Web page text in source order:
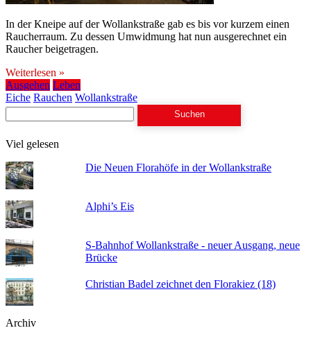
In der Kneipe auf der Wollankstraße gab es bis vor kurzem einen
Raucherraum. Zu dessen Umwidmung hat nun ausgerechnet ein
Raucher beigetragen.
Weiterlesen »
Ausgehen Leben
Eiche Rauchen Wollankstraße
Suchen
nach:
Viel gelesen
Die Neuen Florahöfe in der Wollankstraße
Alphi’s Eis
S-Bahnhof Wollankstraße - neuer Ausgang, neue
Brücke
Christian Badel zeichnet den Florakiez (18)
Archiv